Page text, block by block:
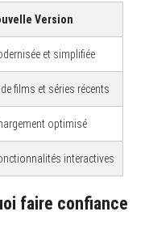
Version
et simplifiée
de films et séries récents
optimisé
interactives
faire confiance